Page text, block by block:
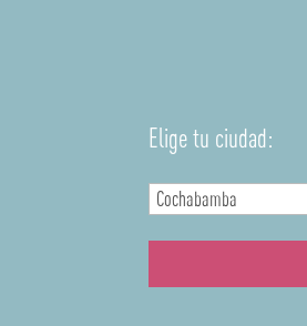
Elige tu ciudad: